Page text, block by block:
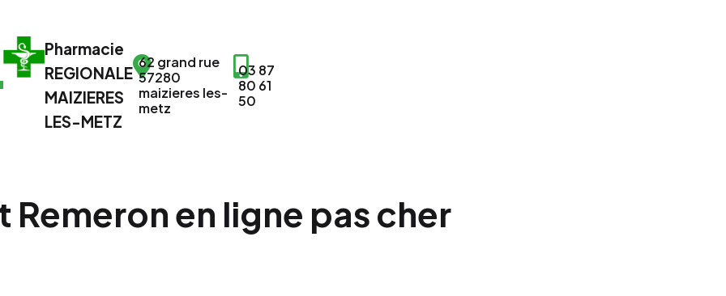
Pharmacie
REGIONALE
MAIZIERES
LES-METZ
62 grand rue
57280
maizieres les-
metz
03 87
80 61
50
Remeron en ligne pas cher